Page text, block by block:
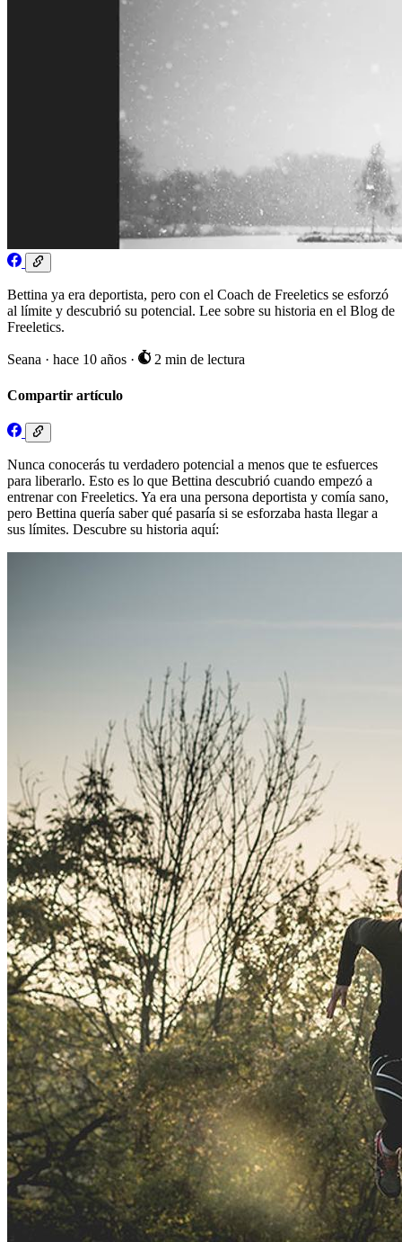
Bettina ya era deportista, pero con el Coach de Freeletics se esforzó
al límite y descubrió su potencial. Lee sobre su historia en el Blog de
Freeletics.
Seana · hace 10 años · 2 min de lectura
Compartir artículo
Nunca conocerás tu verdadero potencial a menos que te esfuerces
para liberarlo. Esto es lo que Bettina descubrió cuando empezó a
entrenar con Freeletics. Ya era una persona deportista y comía sano,
pero Bettina quería saber qué pasaría si se esforzaba hasta llegar a
sus límites. Descubre su historia aquí: